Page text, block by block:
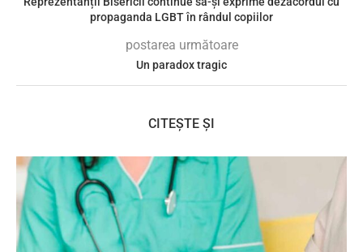
propaganda LGBT în rândul copiilor
postarea următoare
Un paradox tragic
CITEȘTE ȘI